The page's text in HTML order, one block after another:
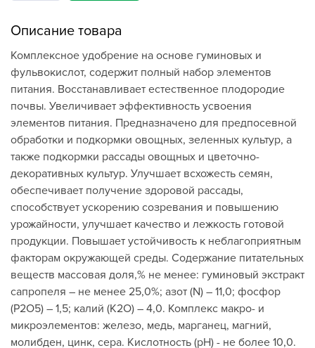
Описание товара
Комплексное удобрение на основе гуминовых и
фульвокислот, содержит полный набор элементов
питания. Восстанавливает естественное плодородие
почвы. Увеличивает эффективность усвоения
элементов питания. Предназначено для предпосевной
обработки и подкормки овощных, зеленных культур, а
также подкормки рассады овощных и цветочно-
декоративных культур. Улучшает всхожесть семян,
обеспечивает получение здоровой рассады,
способствует ускорению созревания и повышению
урожайности, улучшает качество и лежкость готовой
продукции. Повышает устойчивость к неблагоприятным
факторам окружающей среды. Содержание питательных
веществ массовая доля,% не менее: гуминовый экстракт
сапропеля – не менее 25,0%; азот (N) – 11,0; фосфор
(Р2О5) – 1,5; калий (K2O) – 4,0. Комплекс макро- и
микроэлементов: железо, медь, марганец, магний,
молибден, цинк, сера. Кислотность (рН) - не более 10,0.